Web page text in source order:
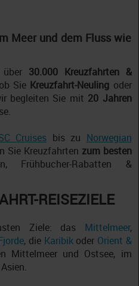
Meer und dem Fluss wie
30.000 Kreuzfahrten &
Sie Kreuzfahrt-Neuling oder
begleiten Sie mit 20 Jahren
Cruises bis zu Norwegian
Sie Kreuzfahrten zum besten
Frühbucher-Rabatten &
REISEZIELE
Ziele: das Mittelmeer,
, die Karibikoder Orient &
Mittelmeer und Ostsee, im